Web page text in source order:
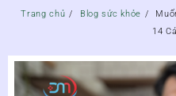
Trang chủ Blog sức khỏe
14